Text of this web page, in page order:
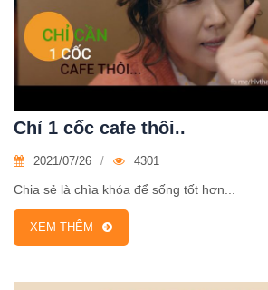
Chỉ 1 cốc cafe thôi..
2021/07/26 4301
Chia sẻ là chìa khóa để sống tốt hơn...
XEM THÊM